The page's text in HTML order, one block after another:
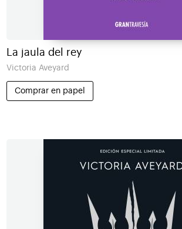
La jaula del rey
Victoria Aveyard
Comprar en papel